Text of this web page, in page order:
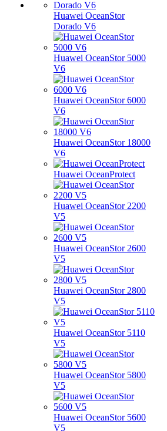
Huawei OceanStor
Dorado V6
Huawei OceanStor 5000
V6
Huawei OceanStor 6000
V6
Huawei OceanStor 18000
V6
Huawei OceanProtect
Huawei OceanStor 2200
V5
Huawei OceanStor 2600
V5
Huawei OceanStor 2800
V5
Huawei OceanStor 5110
V5
Huawei OceanStor 5800
V5
Huawei OceanStor 5600
V5